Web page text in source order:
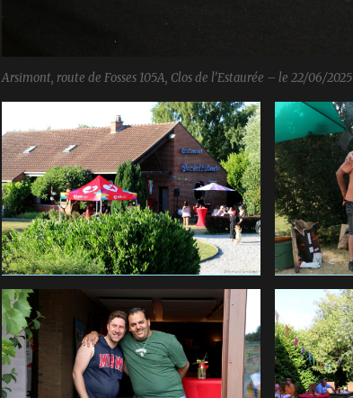
Arsimont, route de Fosses 105A, Clos de l’Estaurée – le 22/06/2025